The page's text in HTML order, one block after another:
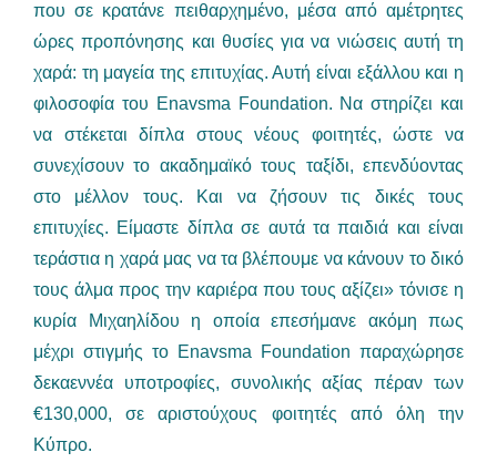
που σε κρατάνε πειθαρχημένο, μέσα από αμέτρητες
ώρες προπόνησης και θυσίες για να νιώσεις αυτή τη
χαρά: τη μαγεία της επιτυχίας. Αυτή είναι εξάλλου και η
φιλοσοφία του Enavsma Foundation. Να στηρίζει και
να στέκεται δίπλα στους νέους φοιτητές, ώστε να
συνεχίσουν το ακαδημαϊκό τους ταξίδι, επενδύοντας
στο μέλλον τους. Και να ζήσουν τις δικές τους
επιτυχίες. Είμαστε δίπλα σε αυτά τα παιδιά και είναι
τεράστια η χαρά μας να τα βλέπουμε να κάνουν το δικό
τους άλμα προς την καριέρα που τους αξίζει» τόνισε η
κυρία Μιχαηλίδου η οποία επεσήμανε ακόμη πως
μέχρι στιγμής το Enavsma Foundation παραχώρησε
δεκαεννέα υποτροφίες, συνολικής αξίας πέραν των
€130,000, σε αριστούχους φοιτητές από όλη την
Κύπρο.